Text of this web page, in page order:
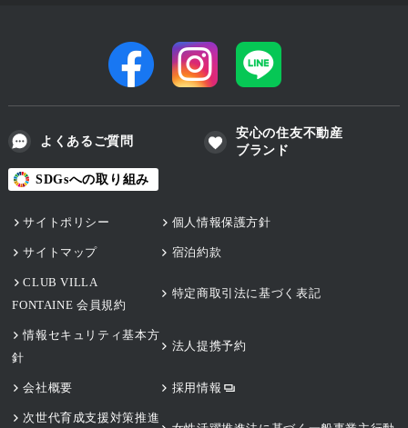
よくあるご質問
安心の住友不動産
ブランド
SDGsへの取り組み
サイトポリシー 個人情報保護方針
サイトマップ 宿泊約款
CLUB VILLA
FONTAINE 会員規約
特定商取引法に基づく表記
情報セキュリティ基本方
針
法人提携予約
会社概要 採用情報
次世代育成支援対策推進